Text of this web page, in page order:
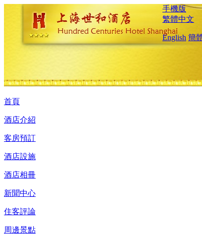
手機版
繁體中文
English 簡
首頁
酒店介紹
客房預訂
酒店設施
酒店相冊
新聞中心
住客評論
周邊景點